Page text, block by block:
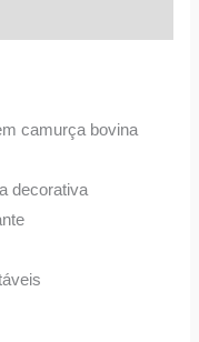
camurça bovina
decorativa